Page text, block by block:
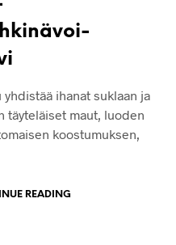
yhdistää ihanat suklaan ja
täyteläiset maut, luoden
koostumuksen,
READING